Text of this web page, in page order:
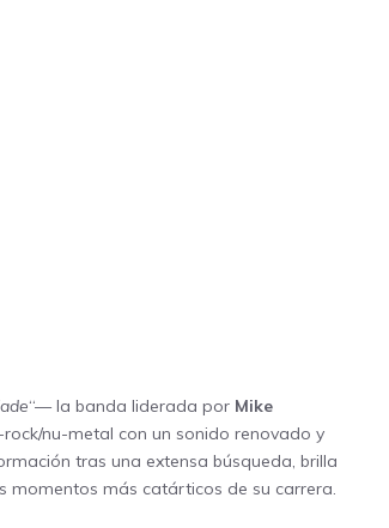
“— la banda liderada por Mike
nu-metal con un sonido renovado y
tras una extensa búsqueda, brilla
momentos más catárticos de su carrera.